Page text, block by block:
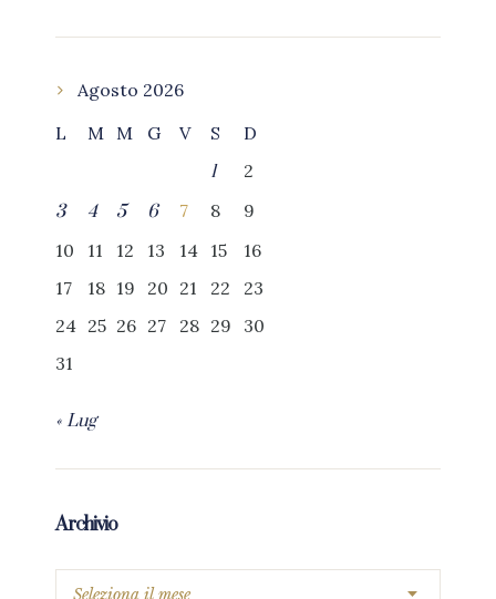
Agosto 2026
L
M M G V S
D
1
2
3
4 5 6 7 8
9
10
11 12 13 14 15
16
17
18 19 20 21 22
23
24 25 26 27 28 29
30
31
« Lug
Archivio